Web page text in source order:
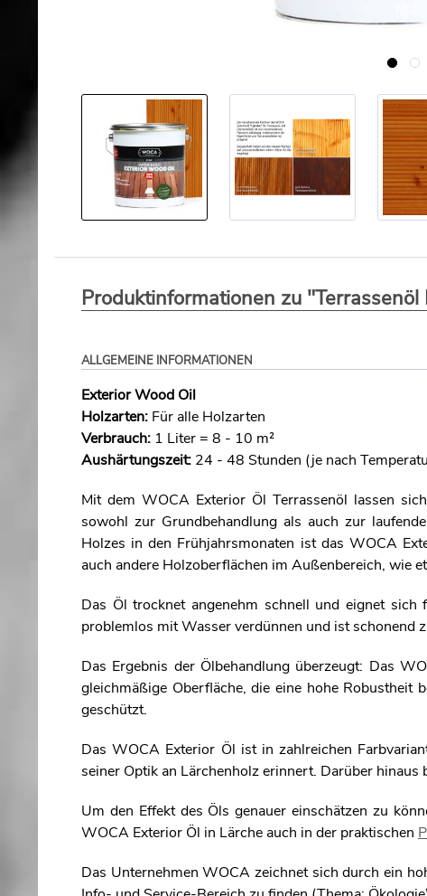
Produktinformationen zu
ALLGEMEINE INFORMATIONEN
Exterior Wood Oil
Holzarten: Für alle Holzarten
Verbrauch: 1 Liter = 8 - 10 m²
Aushärtungszeit: 24 - 48 Stunden (je nach
Mit dem WOCA Exterior Öl Terrassenöl lassen
sowohl zur Grundbehandlung als auch zur
Holzes in den Frühjahrsmonaten ist das WOCA
auch andere Holzoberflächen im Außenbereich, wie
Das Öl trocknet angenehm schnell und eignet
problemlos mit Wasser verdünnen und ist schonend
Das Ergebnis der Ölbehandlung überzeugt: Das
gleichmäßige Oberfläche, die eine hohe
geschützt.
Das WOCA Exterior Öl ist in zahlreichen
seiner Optik an Lärchenholz erinnert. Darüber
Um den Effekt des Öls genauer einschätzen zu
WOCA Exterior Öl in Lärche auch in der praktischen
Das Unternehmen WOCA zeichnet sich durch ein